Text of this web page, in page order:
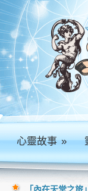
心靈故事»